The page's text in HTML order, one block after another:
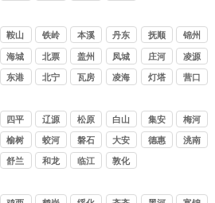
鞍山 铁岭 本溪 丹东 抚顺 锦州
海城 北票 盖州 凤城 庄河 凌源
东港 北宁
瓦房
凌海 灯塔 营口
四平 辽源 松原 白山 集安
梅河
口
榆树 蛟河 磐石 大安 德惠 洮南
舒兰 和龙 临江 敦化